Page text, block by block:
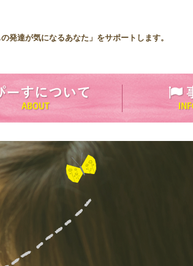
発達が気になるあなた」をサポートします。